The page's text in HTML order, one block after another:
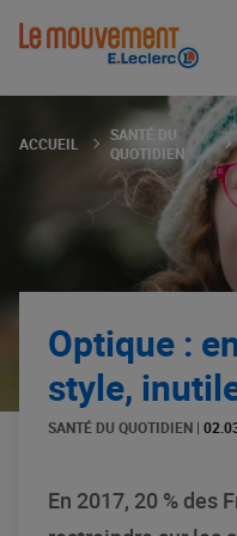
ACCUEIL
SANTÉ DU
QUOTIDIEN
Optique :
style,
SANTÉ DU QUOTIDIEN |
En 2017, 20 % des